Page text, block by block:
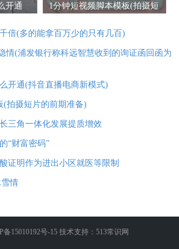
开通
1分钟短视频脚本模板(拍摄短
倍(多的能拿百万少的只有几百)
情(浦发银行称科远智慧收到的询证函回函为
开通(抖音直播电商新模式)
(拍摄短片的前期准备)
三角一体化发展提质增效
“财富密码”
证明作为进出小区就医等限制
情
备15010192号-15 技术支持：513常识网